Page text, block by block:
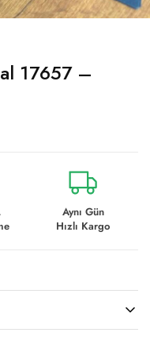
17657 –
Aynı Gün
Hızlı Kargo